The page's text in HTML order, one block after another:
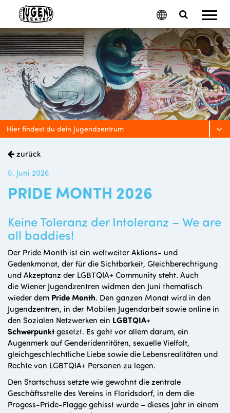
Menu
Toggle
Search
Google
Translate
Hier findest du dein Jugendzentrum
zurück
5. Juni 2026
PRIDE MONTH 2026
Keine Toleranz der Intoleranz – We are
all baddies!
Der Pride Month ist ein weltweiter Aktions- und
Gedenkmonat, der für die Sichtbarkeit, Gleichberechtigung
und Akzeptanz der LGBTQIA+ Community steht. Auch
dieWiener Jugendzentren widmen den Juni thematisch
wieder dem Pride Month. Den ganzen Monat wird in den
Jugendzentren, in der Mobilen Jugendarbeit sowie online in
den Sozialen Netzwerken ein LGBTQIA+
Schwerpunktgesetzt. Es geht vor allem darum, ein
Augenmerk auf Genderidentitäten, sexuelle Vielfalt,
gleichgeschlechtliche Liebe sowie die Lebensrealitäten und
Rechte von LGBTQIA+ Personen zu legen.
Den Startschuss setzte wie gewohnt die zentrale
Geschäftsstelle des Vereins in Floridsdorf, in dem die
Progess-Pride-Flagge gehisst wurde – dieses Jahr in einem